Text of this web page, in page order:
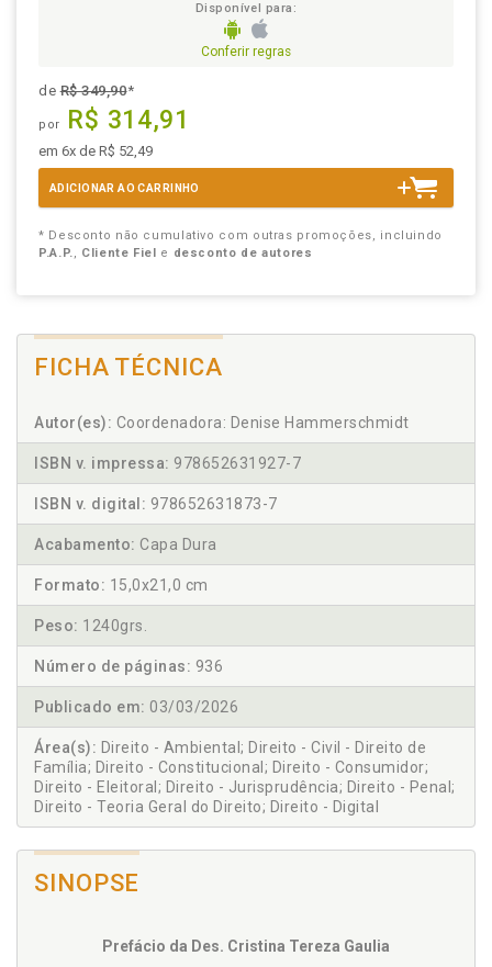
Disponível para:
Conferir regras
deR$ 349,90*
por R$ 314,91
em 6x de R$ 52,49
ADICIONAR AO CARRINHO
* Desconto não cumulativo com outras promoções, incluindo
P.A.P., Cliente Fiel e desconto de autores
FICHA TÉCNICA
Autor(es): Coordenadora: Denise Hammerschmidt
ISBN v. impressa: 978652631927-7
ISBN v. digital: 978652631873-7
Acabamento: Capa Dura
Formato: 15,0x21,0 cm
Peso: 1240grs.
Número de páginas: 936
Publicado em: 03/03/2026
Área(s): Direito - Ambiental; Direito - Civil - Direito de
Família; Direito - Constitucional; Direito - Consumidor;
Direito - Eleitoral; Direito - Jurisprudência; Direito - Penal;
Direito - Teoria Geral do Direito; Direito - Digital
SINOPSE
Prefácio da Des. Cristina Tereza Gaulia